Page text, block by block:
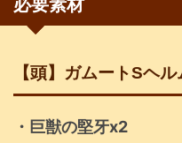
必要素材
【頭】ガムートSヘル
・巨獣の堅牙x2